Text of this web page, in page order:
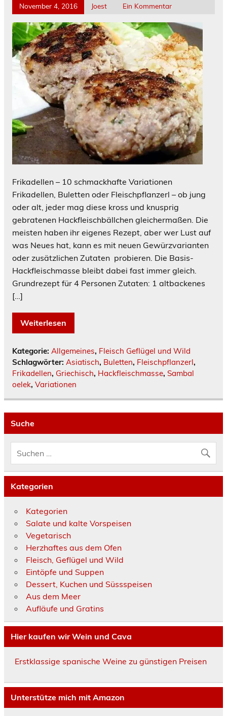
November 4, 2016 Joest Ein Kommentar
Frikadellen – 10 schmackhafte Variationen
Frikadellen, Buletten oder Fleischpflanzerl – ob jung
oder alt, jeder mag diese kross und knusprig
gebratenen Hackfleischbällchen gleichermaßen. Die
meisten haben ihr eigenes Rezept, aber wer Lust auf
was Neues hat, kann es mit neuen Gewürzvarianten
oder zusätzlichen Zutaten probieren. Die Basis-
Hackfleischmasse bleibt dabei fast immer gleich.
Grundrezept für 4 Personen Zutaten: 1 altbackenes
[…]
Weiterlesen
Kategorie: Allgemeines, Fleisch Geflügel und Wild
Schlagwörter: Asiatisch, Buletten, Fleischpflanzerl,
Frikadellen, Griechisch, Hackfleischmasse, Sambal
oelek, Variationen
Suche
Kategorien
Kategorien
Salate und kalte Vorspeisen
Vegetarisch
Herzhaftes aus dem Ofen
Fleisch, Geflügel und Wild
Eintöpfe und Suppen
Dessert, Kuchen und Süssspeisen
Aus dem Meer
Aufläufe und Gratins
Hier kaufen wir Wein und Cava
Erstklassige spanische Weine zu günstigen Preisen
Unterstütze mich mit Amazon